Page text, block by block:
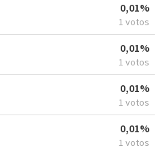
0,01%
1 votos
0,01%
1 votos
0,01%
1 votos
0,01%
1 votos